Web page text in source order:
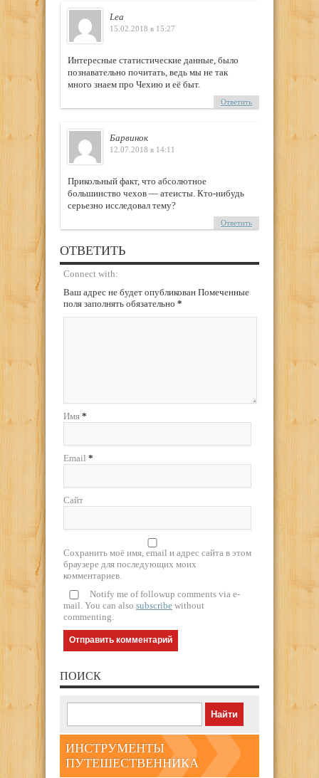
Lea
15.02.2018 в 15:27
Интересные статистические данные, было
познавательно почитать, ведь мы не так
много знаем про Чехию и её быт.
Ответить
Барвинок
12.07.2018 в 14:11
Прикольный факт, что абсолютное
большинство чехов — атеисты. Кто-нибудь
серьезно исследовал тему?
Ответить
ОТВЕТИТЬ
Connect with:
Ваш адрес не будет опубликован Помеченные
поля заполнять обязательно *
Имя *
Email *
Сайт
Сохранить моё имя, email и адрес сайта в этом
браузере для последующих моих
комментариев.
Notify me of followup comments via e-
mail. You can also subscribe without
commenting.
ПОИСК
ИНСТРУМЕНТЫ
ПУТЕШЕСТВЕННИКА